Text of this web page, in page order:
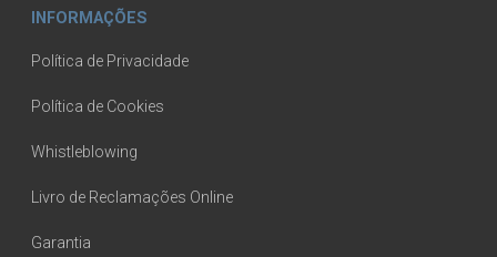
INFORMAÇÕES
Política de Privacidade
Política de Cookies
Whistleblowing
Livro de Reclamações Online
Garantia